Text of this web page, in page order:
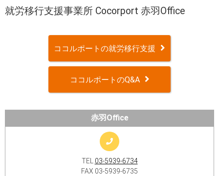
就労移行支援事業所 Cocorport 赤羽Office
ココルポートの就労移行支援
ココルポートのQ&A
赤羽Office
TEL 03-5939-6734
FAX 03-5939-6735